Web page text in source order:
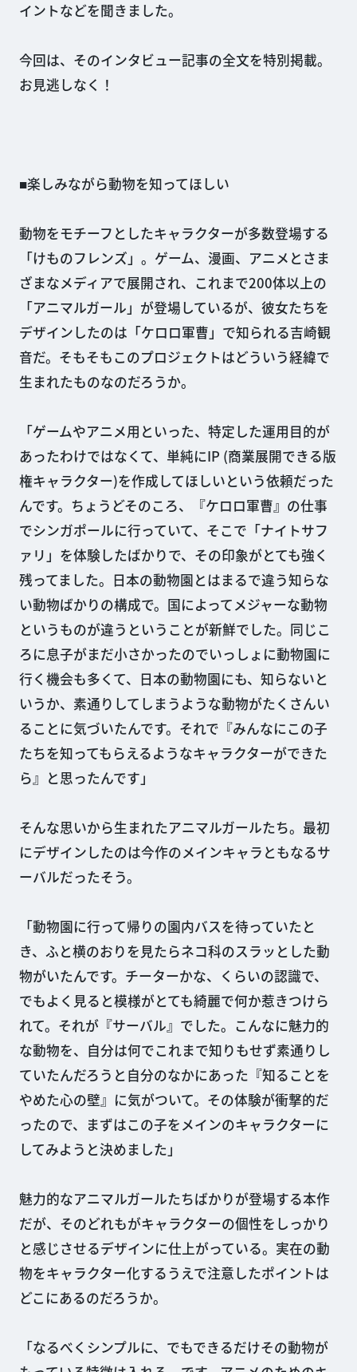
イントなどを聞きました。
今回は、そのインタビュー記事の全文を特別掲載。
お見逃しなく！
■楽しみながら動物を知ってほしい
動物をモチーフとしたキャラクターが多数登場する
「けものフレンズ」。ゲーム、漫画、アニメとさま
ざまなメディアで展開され、これまで200体以上の
「アニマルガール」が登場しているが、彼女たちを
デザインしたのは「ケロロ軍曹」で知られる吉崎観
音だ。そもそもこのプロジェクトはどういう経緯で
生まれたものなのだろうか。
「ゲームやアニメ用といった、特定した運用目的が
あったわけではなくて、単純にIP (商業展開できる版
権キャラクター)を作成してほしいという依頼だった
んです。ちょうどそのころ、『ケロロ軍曹』の仕事
でシンガポールに行っていて、そこで「ナイトサフ
ァリ」を体験したばかりで、その印象がとても強く
残ってました。日本の動物園とはまるで違う知らな
い動物ばかりの構成で。国によってメジャーな動物
というものが違うということが新鮮でした。同じこ
ろに息子がまだ小さかったのでいっしょに動物園に
行く機会も多くて、日本の動物園にも、知らないと
いうか、素通りしてしまうような動物がたくさんい
ることに気づいたんです。それで『みんなにこの子
たちを知ってもらえるようなキャラクターができた
ら』と思ったんです」
そんな思いから生まれたアニマルガールたち。最初
にデザインしたのは今作のメインキャラともなるサ
ーバルだったそう。
「動物園に行って帰りの園内バスを待っていたと
き、ふと横のおりを見たらネコ科のスラッとした動
物がいたんです。チーターかな、くらいの認識で、
でもよく見ると模様がとても綺麗で何か惹きつけら
れて。それが『サーバル』でした。こんなに魅力的
な動物を、自分は何でこれまで知りもせず素通りし
ていたんだろうと自分のなかにあった『知ることを
やめた心の壁』に気がついて。その体験が衝撃的だ
ったので、まずはこの子をメインのキャラクターに
してみようと決めました」
魅力的なアニマルガールたちばかりが登場する本作
だが、そのどれもがキャラクターの個性をしっかり
と感じさせるデザインに仕上がっている。実在の動
物をキャラクター化するうえで注意したポイントは
どこにあるのだろうか。
「なるべくシンプルに、でもできるだけその動物が